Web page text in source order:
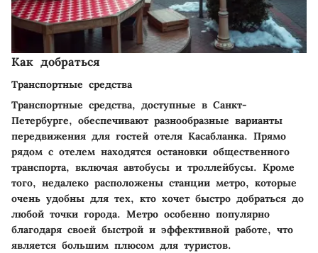
Как добраться
Транспортные средства
Транспортные средства, доступные в Санкт-
Петербурге, обеспечивают разнообразные варианты
передвижения для гостей отеля Касабланка. Прямо
рядом с отелем находятся остановки общественного
транспорта, включая автобусы и троллейбусы. Кроме
того, недалеко расположены станции метро, которые
очень удобны для тех, кто хочет быстро добраться до
любой точки города. Метро особенно популярно
благодаря своей быстрой и эффективной работе, что
является большим плюсом для туристов.